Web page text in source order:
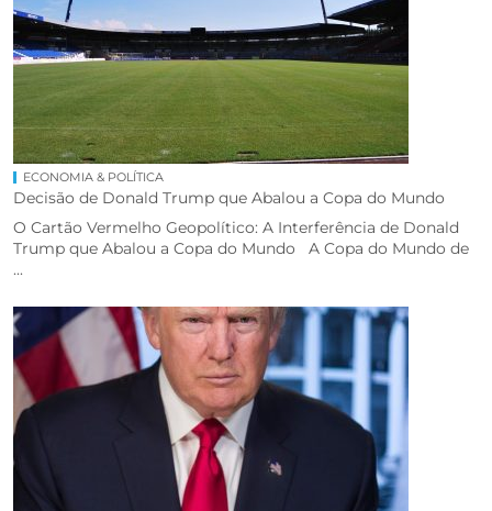
ECONOMIA & POLÍTICA
Decisão de Donald Trump que Abalou a Copa do Mundo
O Cartão Vermelho Geopolítico: A Interferência de Donald
Trump que Abalou a Copa do Mundo A Copa do Mundo de
...